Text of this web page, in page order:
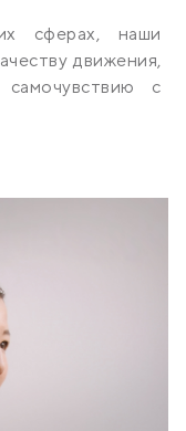
сферах, наши
движения,
с